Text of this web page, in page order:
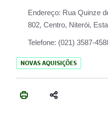
Endereço: Rua Quinze
802, Centro, Niterói,
Telefone: (021) 3587-
NOVAS AQUISIÇÕES